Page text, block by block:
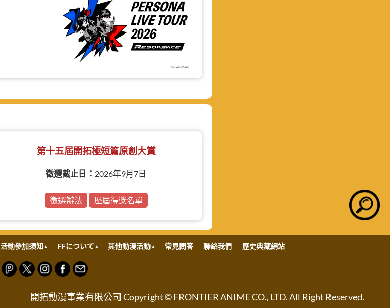
第十五屆開拓極短篇原創大賞
徵選截止日： 2026年9月7日
徵選辦法 歷屆得獎名單
活動參加須知 FFについて 其他動漫活動 常見問答 聯絡我們 歷史典藏網站
開拓動漫事業有限公司 Copyright © FRONTIER ANIME CO., LTD. All Right Reserved.